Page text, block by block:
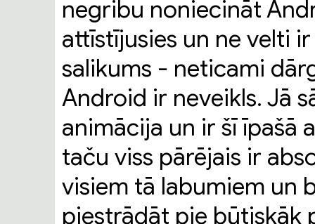
negribu noniecināt
attīstījusies un ne velti
salikums - neticami
Android ir neveikls. Jā
animācija un ir šī īpašā
taču viss pārējais ir
visiem tā labumiem un
piestrādāt pie būtiskāk